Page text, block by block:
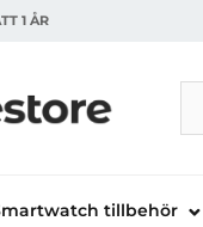
1 ÅR
för Danira
tillbehör